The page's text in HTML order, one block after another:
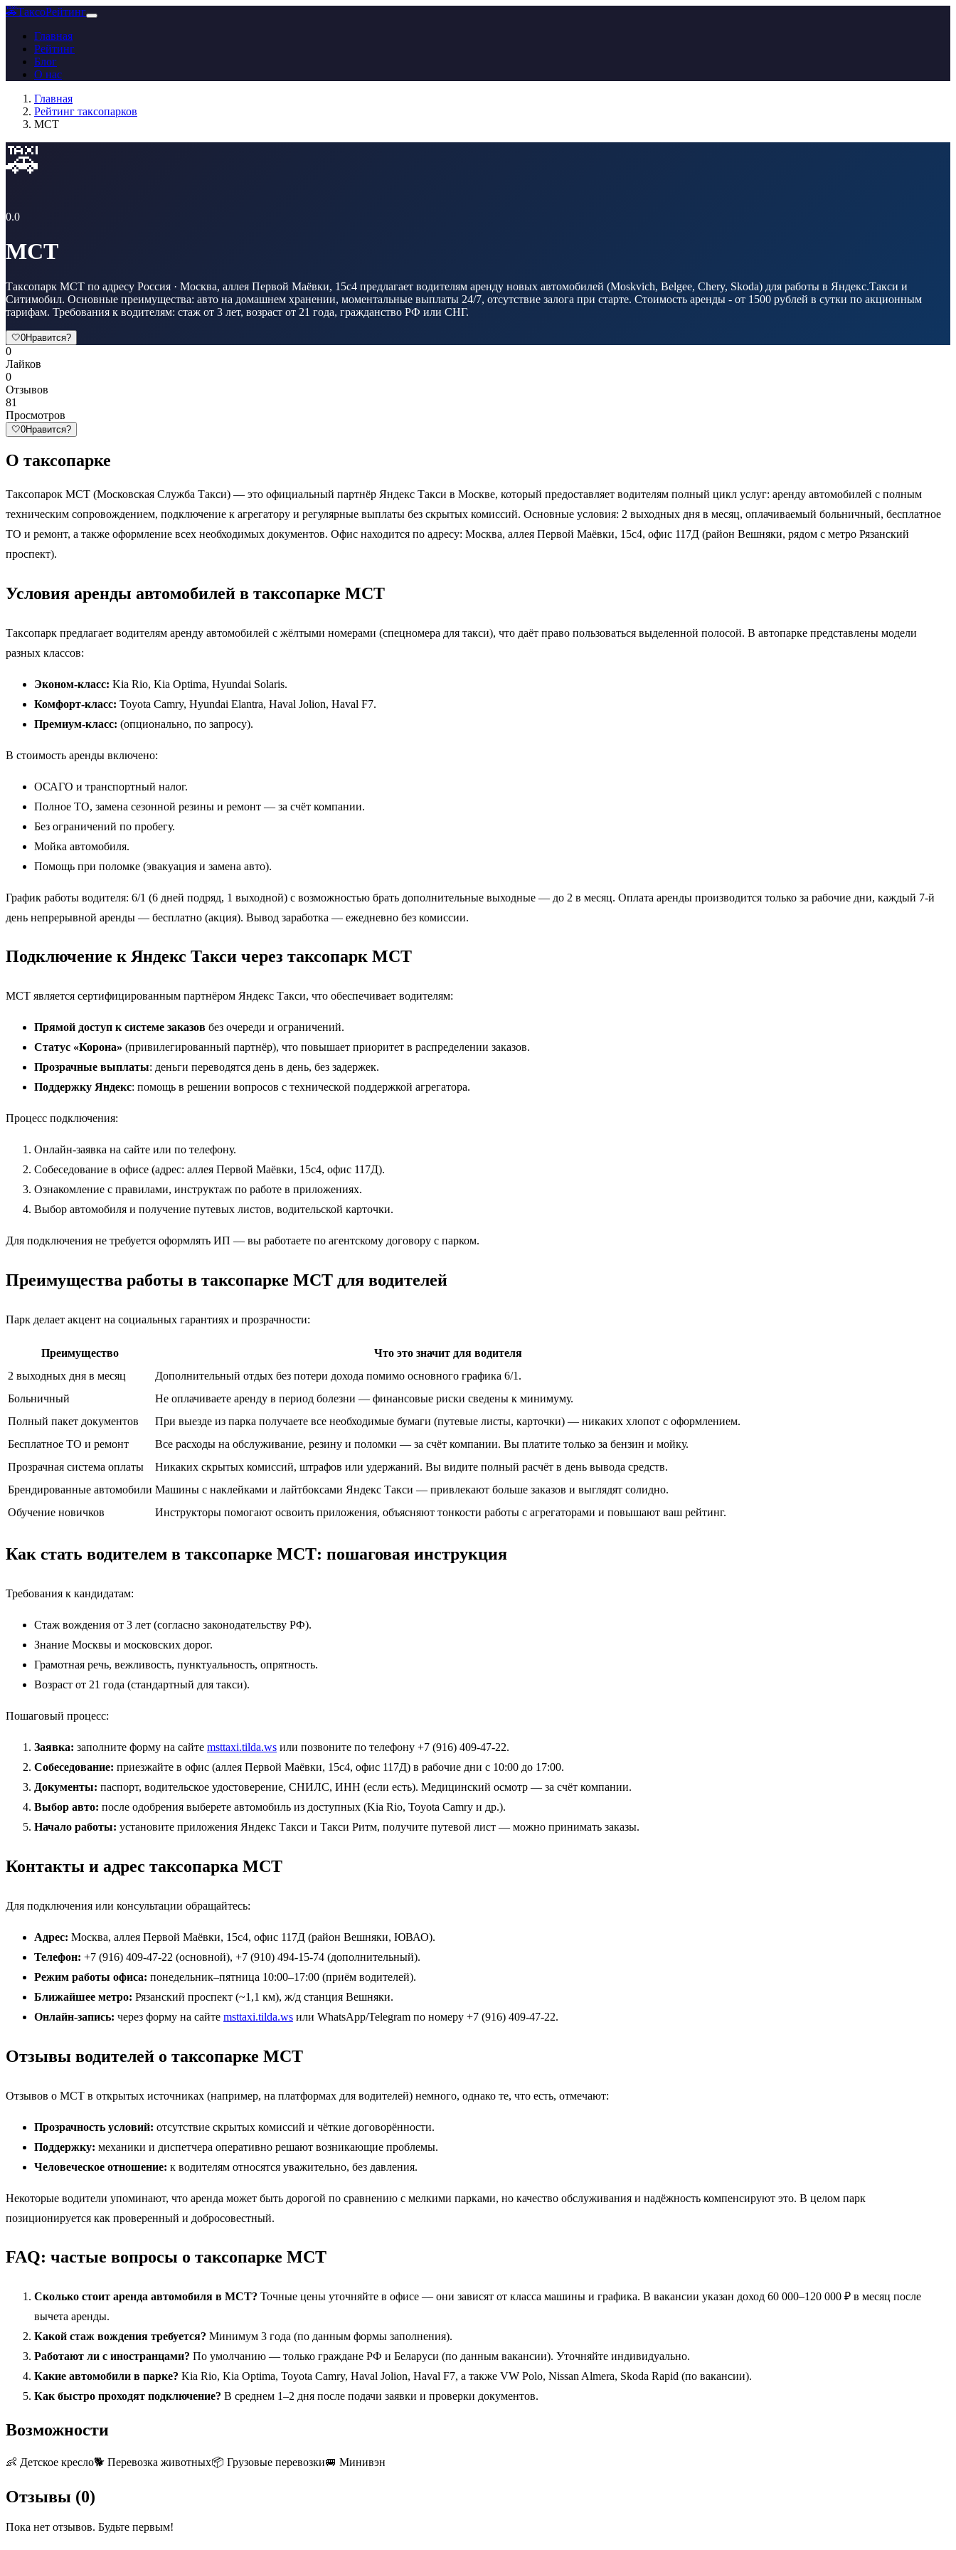
🚕ТаксоРейтинг
Главная
Рейтинг
Блог
О нас
Главная
Рейтинг таксопарков
МСТ
🚕
0.0
МСТ
Таксопарк МСТ по адресу Россия · Москва, аллея Первой Маёвки, 15с4 предлагает водителям аренду новых автомобилей (Moskvich, Belgee, Chery, Skoda) для работы в Яндекс.Такси и
Ситимобил. Основные преимущества: авто на домашнем хранении, моментальные выплаты 24/7, отсутствие залога при старте. Стоимость аренды - от 1500 рублей в сутки по акционным
тарифам. Требования к водителям: стаж от 3 лет, возраст от 21 года, гражданство РФ или СНГ.
🤍0Нравится?
0
Лайков
0
Отзывов
81
Просмотров
🤍0Нравится?
О таксопарке
Таксопарок МСТ (Московская Служба Такси) — это официальный партнёр Яндекс Такси в Москве, который предоставляет водителям полный цикл услуг: аренду автомобилей с полным
техническим сопровождением, подключение к агрегатору и регулярные выплаты без скрытых комиссий. Основные условия: 2 выходных дня в месяц, оплачиваемый больничный, бесплатное
ТО и ремонт, а также оформление всех необходимых документов. Офис находится по адресу: Москва, аллея Первой Маёвки, 15с4, офис 117Д (район Вешняки, рядом с метро Рязанский
проспект).
Условия аренды автомобилей в таксопарке МСТ
Таксопарк предлагает водителям аренду автомобилей с жёлтыми номерами (спецномера для такси), что даёт право пользоваться выделенной полосой. В автопарке представлены модели
разных классов:
Эконом-класс: Kia Rio, Kia Optima, Hyundai Solaris.
Комфорт-класс: Toyota Camry, Hyundai Elantra, Haval Jolion, Haval F7.
Премиум-класс: (опционально, по запросу).
В стоимость аренды включено:
ОСАГО и транспортный налог.
Полное ТО, замена сезонной резины и ремонт — за счёт компании.
Без ограничений по пробегу.
Мойка автомобиля.
Помощь при поломке (эвакуация и замена авто).
График работы водителя: 6/1 (6 дней подряд, 1 выходной) с возможностью брать дополнительные выходные — до 2 в месяц. Оплата аренды производится только за рабочие дни, каждый 7-й
день непрерывной аренды — бесплатно (акция). Вывод заработка — ежедневно без комиссии.
Подключение к Яндекс Такси через таксопарк МСТ
МСТ является сертифицированным партнёром Яндекс Такси, что обеспечивает водителям:
Прямой доступ к системе заказов без очереди и ограничений.
Статус «Корона» (привилегированный партнёр), что повышает приоритет в распределении заказов.
Прозрачные выплаты: деньги переводятся день в день, без задержек.
Поддержку Яндекс: помощь в решении вопросов с технической поддержкой агрегатора.
Процесс подключения:
Онлайн-заявка на сайте или по телефону.
Собеседование в офисе (адрес: аллея Первой Маёвки, 15с4, офис 117Д).
Ознакомление с правилами, инструктаж по работе в приложениях.
Выбор автомобиля и получение путевых листов, водительской карточки.
Для подключения не требуется оформлять ИП — вы работаете по агентскому договору с парком.
Преимущества работы в таксопарке МСТ для водителей
Парк делает акцент на социальных гарантиях и прозрачности:
Преимущество
Что это значит для водителя
2 выходных дня в месяц
Дополнительный отдых без потери дохода помимо основного графика 6/1.
Больничный
Не оплачиваете аренду в период болезни — финансовые риски сведены к минимуму.
Полный пакет документов
При выезде из парка получаете все необходимые бумаги (путевые листы, карточки) — никаких хлопот с оформлением.
Бесплатное ТО и ремонт
Все расходы на обслуживание, резину и поломки — за счёт компании. Вы платите только за бензин и мойку.
Прозрачная система оплаты
Никаких скрытых комиссий, штрафов или удержаний. Вы видите полный расчёт в день вывода средств.
Брендированные автомобили Машины с наклейками и лайтбоксами Яндекс Такси — привлекают больше заказов и выглядят солидно.
Обучение новичков
Инструкторы помогают освоить приложения, объясняют тонкости работы с агрегаторами и повышают ваш рейтинг.
Как стать водителем в таксопарке МСТ: пошаговая инструкция
Требования к кандидатам:
Стаж вождения от 3 лет (согласно законодательству РФ).
Знание Москвы и московских дорог.
Грамотная речь, вежливость, пунктуальность, опрятность.
Возраст от 21 года (стандартный для такси).
Пошаговый процесс:
Заявка: заполните форму на сайте msttaxi.tilda.ws или позвоните по телефону +7 (916) 409-47-22.
Собеседование: приезжайте в офис (аллея Первой Маёвки, 15с4, офис 117Д) в рабочие дни с 10:00 до 17:00.
Документы: паспорт, водительское удостоверение, СНИЛС, ИНН (если есть). Медицинский осмотр — за счёт компании.
Выбор авто: после одобрения выберете автомобиль из доступных (Kia Rio, Toyota Camry и др.).
Начало работы: установите приложения Яндекс Такси и Такси Ритм, получите путевой лист — можно принимать заказы.
Контакты и адрес таксопарка МСТ
Для подключения или консультации обращайтесь:
Адрес: Москва, аллея Первой Маёвки, 15с4, офис 117Д (район Вешняки, ЮВАО).
Телефон: +7 (916) 409-47-22 (основной), +7 (910) 494-15-74 (дополнительный).
Режим работы офиса: понедельник–пятница 10:00–17:00 (приём водителей).
Ближайшее метро: Рязанский проспект (~1,1 км), ж/д станция Вешняки.
Онлайн-запись: через форму на сайте msttaxi.tilda.ws или WhatsApp/Telegram по номеру +7 (916) 409-47-22.
Отзывы водителей о таксопарке МСТ
Отзывов о МСТ в открытых источниках (например, на платформах для водителей) немного, однако те, что есть, отмечают:
Прозрачность условий: отсутствие скрытых комиссий и чёткие договорённости.
Поддержку: механики и диспетчера оперативно решают возникающие проблемы.
Человеческое отношение: к водителям относятся уважительно, без давления.
Некоторые водители упоминают, что аренда может быть дорогой по сравнению с мелкими парками, но качество обслуживания и надёжность компенсируют это. В целом парк
позиционируется как проверенный и добросовестный.
FAQ: частые вопросы о таксопарке МСТ
Сколько стоит аренда автомобиля в МСТ? Точные цены уточняйте в офисе — они зависят от класса машины и графика. В вакансии указан доход 60 000–120 000 ₽ в месяц после
вычета аренды.
Какой стаж вождения требуется? Минимум 3 года (по данным формы заполнения).
Работают ли с иностранцами? По умолчанию — только граждане РФ и Беларуси (по данным вакансии). Уточняйте индивидуально.
Какие автомобили в парке? Kia Rio, Kia Optima, Toyota Camry, Haval Jolion, Haval F7, а также VW Polo, Nissan Almera, Skoda Rapid (по вакансии).
Как быстро проходят подключение? В среднем 1–2 дня после подачи заявки и проверки документов.
Возможности
👶 Детское кресло🐕 Перевозка животных📦 Грузовые перевозки🚐 Минивэн
Отзывы (0)
Пока нет отзывов. Будьте первым!